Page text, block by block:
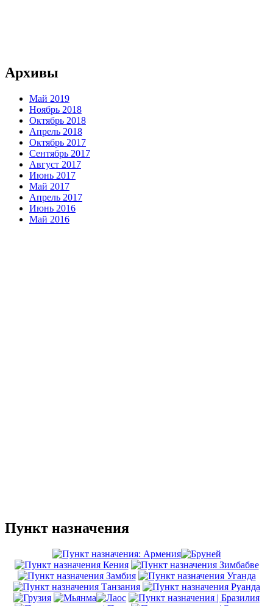
Архивы
Май 2019
Ноябрь 2018
Октябрь 2018
Апрель 2018
Октябрь 2017
Сентябрь 2017
Август 2017
Июнь 2017
Май 2017
Апрель 2017
Июнь 2016
Май 2016
Пункт назначения